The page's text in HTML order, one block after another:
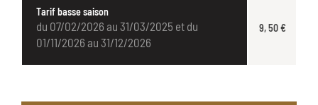
Tarif basse saison
du 07/02/2026 au 31/03/2025 et du
01/11/2026 au 31/12/2026
9, 50 €